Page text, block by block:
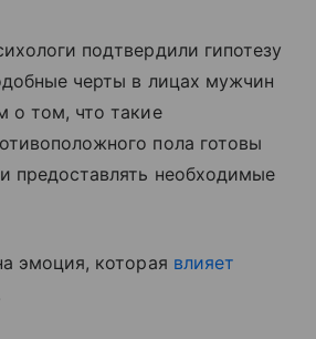
подтвердили гипотезу
черты в лицах мужчин
о том, что такие
пола готовы
предоставлять необходимые
эмоция, которая влияет